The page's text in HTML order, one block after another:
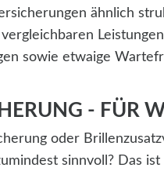
ähnlich
sowie etwaige
- FÜR
oder
sinnvoll? Das